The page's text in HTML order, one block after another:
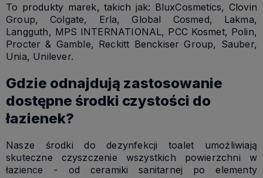
To produkty marek, takich jak: BluxCosmetics, Clovin
Group, Colgate, Erla, Global Cosmed, Lakma,
Langguth, MPS INTERNATIONAL, PCC Kosmet, Polin,
Procter & Gamble, Reckitt Benckiser Group, Sauber,
Unia, Unilever.
Gdzie odnajdują zastosowanie
dostępne środki czystości do
łazienek?
Nasze środki do dezynfekcji toalet umożliwiają
skuteczne czyszczenie wszystkich powierzchni w
łazience - od ceramiki sanitarnej po elementy